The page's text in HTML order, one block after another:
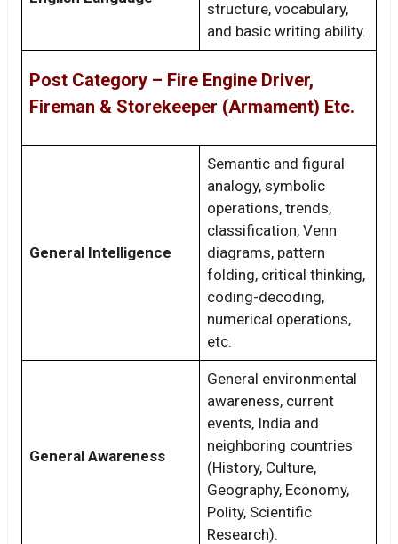
structure, vocabulary,
and basic writing ability.
Post Category – Fire Engine Driver,
Fireman & Storekeeper (Armament) Etc.
General Intelligence
Semantic and figural
analogy, symbolic
operations, trends,
classification, Venn
diagrams, pattern
folding, critical thinking,
coding-decoding,
numerical operations,
etc.
General Awareness
General environmental
awareness, current
events, India and
neighboring countries
(History, Culture,
Geography, Economy,
Polity, Scientific
Research).